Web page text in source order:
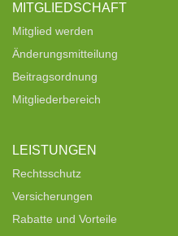
MITGLIEDSCHAFT
Mitglied werden
Änderungsmitteilung
Beitragsordnung
Mitgliederbereich
LEISTUNGEN
Rechtsschutz
Versicherungen
Rabatte und Vorteile